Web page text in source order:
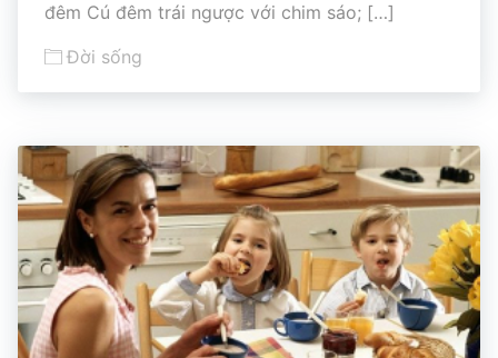
đêm Cú đêm trái ngược với chim sáo; […]
Đời sống